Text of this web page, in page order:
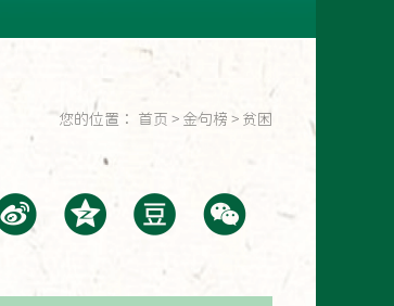
您的位置： 首页 > 金句榜 > 贫困